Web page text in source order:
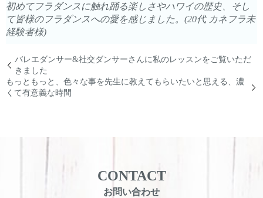
初めてフラダンスに触れ踊る楽しさやハワイの歴史、そし
て皆様のフラダンスへの愛を感じました。(20代 カネフラ未
経験者様)
バレエダンサー&社交ダンサーさんに私のレッスンをご覧いただ
きました
もっともっと、色々な事を先生に教えてもらいたいと思える、濃
くて有意義な時間
CONTACT
お問い合わせ